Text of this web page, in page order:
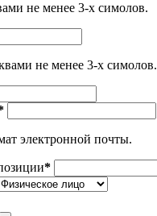
не менее 3-х симолов.
не менее 3-х симолов.
электронной почты.
*